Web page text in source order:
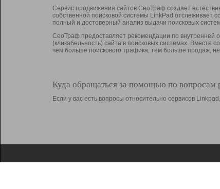
Сервис продвижения сайтов СеоТраф создает
собственной поисковой системы LinkPad отслеживает
полный и достоверный анализ выдачи поисковых
СеоТраф предоставляет рекомендации по внутренней
(кликабельность) сайта в поисковых системах. Вместе
чем больше поискового трафика, тем больше продаж,
Куда обращаться за помощью по вопросам
Если у вас есть вопросы относительно сервисов